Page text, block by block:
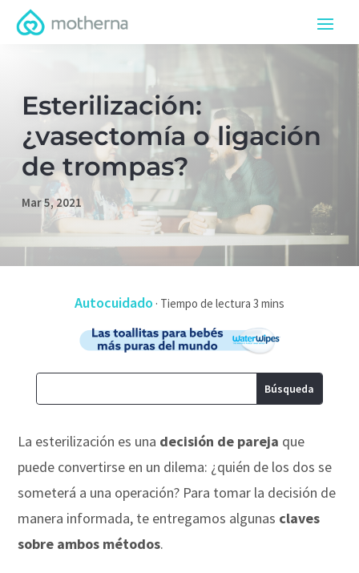
Esterilización:
¿vasectomía o ligación
de trompas?
Mar 5, 2021
Autocuidado ·
La esterilización es una decisión de pareja que
puede convertirse en un dilema: ¿quién de los dos se
someterá a una operación? Para tomar la decisión de
manera informada, te entregamos algunas claves
sobre ambos métodos.